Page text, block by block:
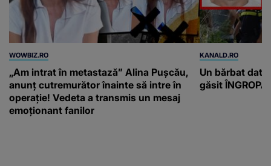
WOWBIZ.RO
„Am intrat în metastază” Alina Pușcău,
anunț cutremurător înainte să intre în
operație! Vedeta a transmis un mesaj
emoționant fanilor
KANALD.RO
Un bărbat dat
găsit